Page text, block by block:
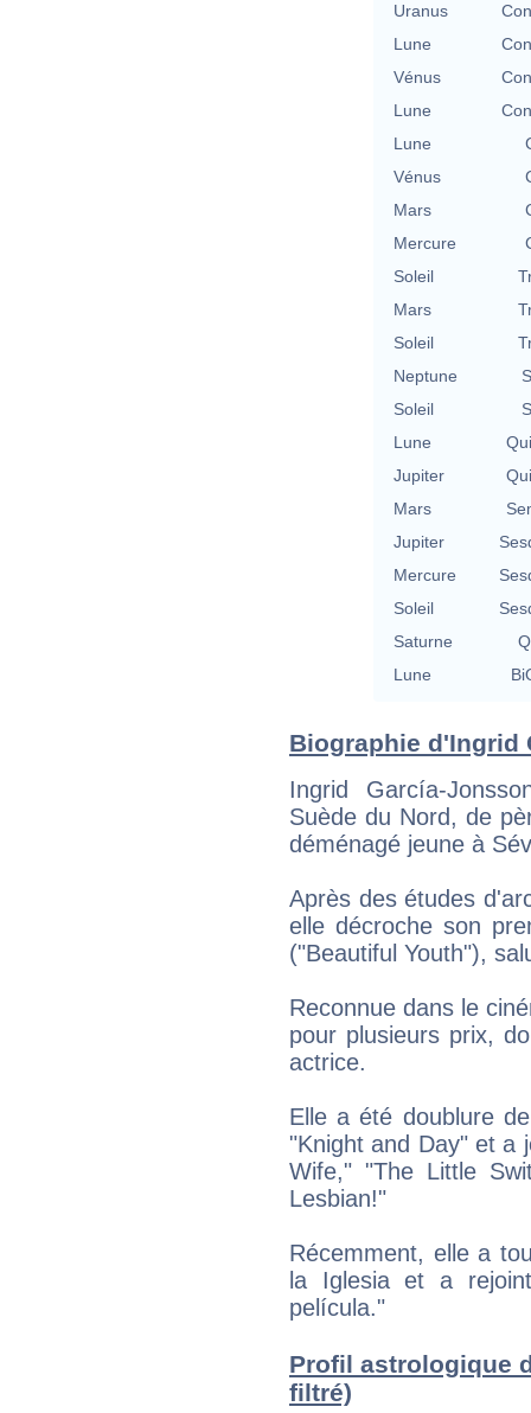
Uranus
Lune
Vénus
Lune
Lune
Vénus
Mars
Mercure
Soleil
Mars
Soleil
Neptune
Soleil
Lune
Jupiter
Mars
Jupiter
Mercure
Soleil
Saturne
Lune
Biographie d'Ingrid
Ingrid García-
Suède du Nord, de
déménagé jeune à
Après des études
elle décroche son
("Beautiful Youth"),
Reconnue dans le
pour plusieurs prix,
actrice.
Elle a été doublure
"Knight and Day" et a
Wife," "The Little
Lesbian!"
Récemment, elle a
la Iglesia et a
película."
Profil astrologique
filtré)